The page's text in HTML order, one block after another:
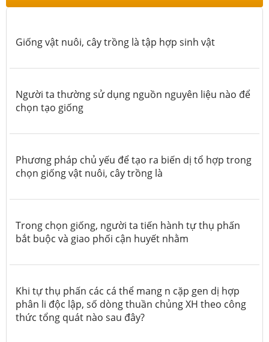
Giống vật nuôi, cây trồng là tập hợp sinh vật
Người ta thường sử dụng nguồn nguyên liệu nào để
chọn tạo giống
Phương pháp chủ yếu để tạo ra biến dị tổ hợp trong
chọn giống vật nuôi, cây trồng là
Trong chọn giống, người ta tiến hành tự thụ phấn
bắt buộc và giao phối cận huyết nhằm
Khi tự thụ phấn các cá thể mang n cặp gen dị hợp
phân li độc lập, số dòng thuần chủng XH theo công
thức tổng quát nào sau đây?